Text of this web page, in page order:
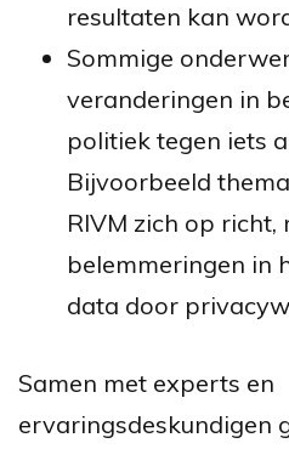
resultaten kan
Sommige
veranderingen in
politiek tegen iets
Bijvoorbeeld
RIVM zich op richt,
belemmeringen in
data door
Samen met experts en
ervaringsdeskundigen